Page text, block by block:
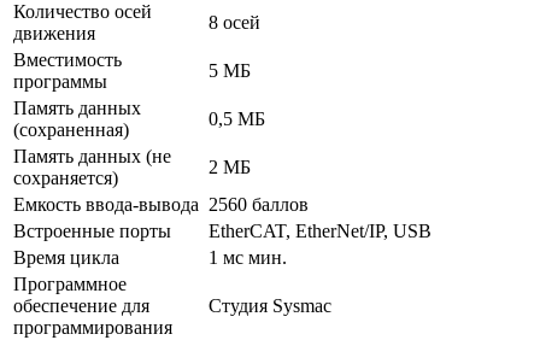
Количество осей
движения
8 осей
Вместимость
программы
5 МБ
Память данных
(сохраненная)
0,5 МБ
Память данных (не
сохраняется)
2 МБ
Емкость ввода-вывода 2560 баллов
Встроенные порты
EtherCAT, EtherNet/IP, USB
Время цикла
1 мс мин.
Программное
обеспечение для
программирования
Студия Sysmac